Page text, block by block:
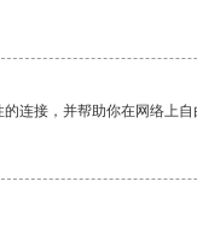
连接，并帮助你在网络上自